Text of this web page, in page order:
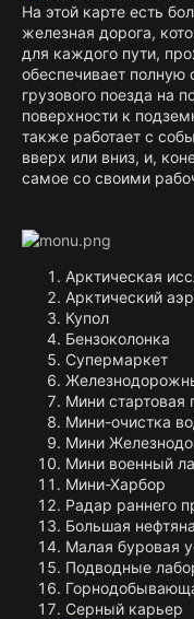
На этой карте есть
железная дорога,
для каждого пути,
обеспечивает
грузового поезда на
поверхности к
также работает с
вверх или вниз, и,
самое со своими
Арктическая
Арктический
Купол
Бензоколонка
Супермаркет
Мини стартовая
Мини-очистка
Мини
Мини военный
Мини-Харбор
Радар раннего
Большая
Малая буровая
Подводные
Серный карьер